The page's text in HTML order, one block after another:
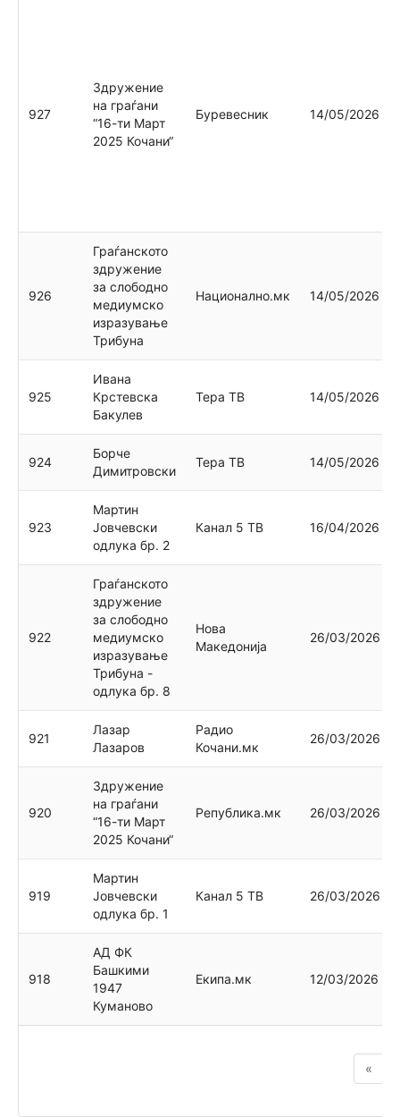
927
Здружение
на граѓани
“16-ти Март
2025 Кочани“
Буревесник 14/05/2026
926
Граѓанското
здружение
за слободно
медиумско
изразување
Трибуна
Национално.мк 14/05/2026
925
Ивана
Крстевска
Бакулев
Тера ТВ 14/05/2026
924
Борче
Димитровски
Тера ТВ 14/05/2026
923
Мартин
Јовчевски
одлука бр. 2
Канал 5 ТВ 16/04/2026
922
Граѓанското
здружение
за слободно
медиумско
изразување
Трибуна -
одлука бр. 8
Нова
Македонија
26/03/2026
921
Лазар
Лазаров
Радио
Кочани.мк
26/03/2026
920
Здружение
на граѓани
“16-ти Март
2025 Кочани“
Република.мк 26/03/2026
919
Мартин
Јовчевски
одлука бр. 1
Канал 5 ТВ 26/03/2026
918
АД ФК
Бaшкими
1947
Куманово
Екипа.мк 12/03/2026
«